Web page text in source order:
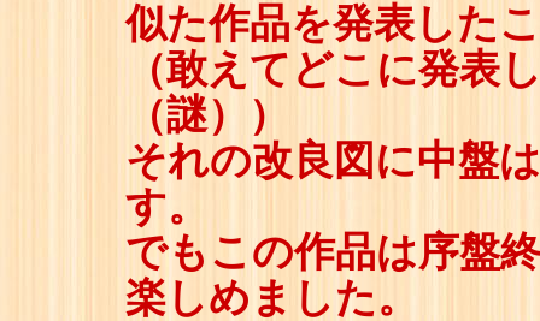
似た作品を発表した
（敢えてどこに発表
（謎））
それの改良図に中盤
す。
でもこの作品は序盤
楽しめました。